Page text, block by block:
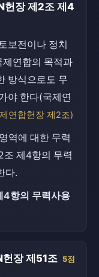
헌장 제2조 제4
보전이나 정치
제연합의 목적과
방식으로도 무
야 한다(국제연
연합헌장 제2조)
역에 대한 무력
제4항의 무력
다.
4항의 무력사용
장 제51조 5점